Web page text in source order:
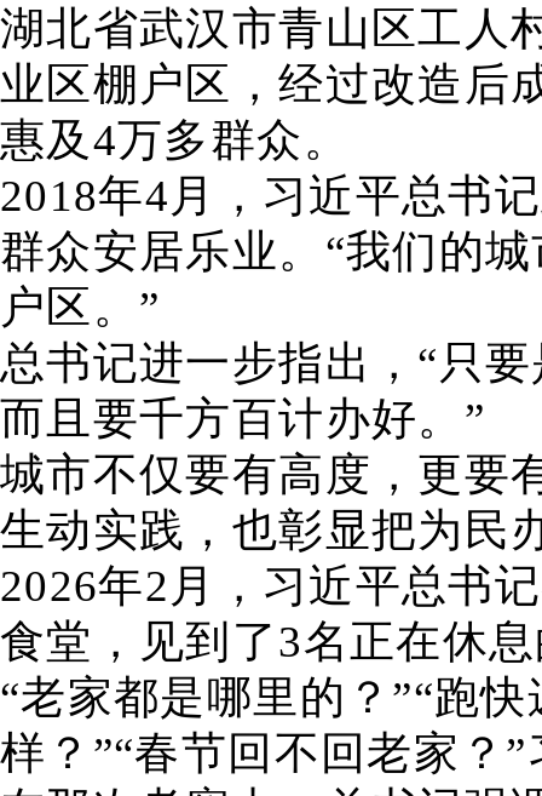
湖北省武汉市青山区工人
业区棚户区，经过改造后
惠及4万多群众。
2018年4月，习近平总书
群众安居乐业。“我们的
户区。”
总书记进一步指出，“只
而且要千方百计办好。”
城市不仅要有高度，更要
生动实践，也彰显把为民
2026年2月，习近平总书
食堂，见到了3名正在休
“老家都是哪里的？”“跑
样？”“春节回不回老家？